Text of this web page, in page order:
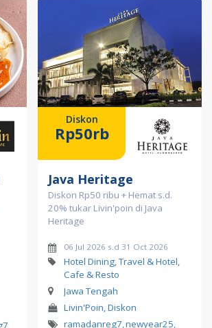
Diskon
Rp50rb
Java Heritage
Diskon Rp50 ribu + Hemat s.d.
20% tukar Livin'poin di Java
Heritage
06 Jul 2026 s.d 31 Oct 2026
Hotel Dining, Travel & Hotel,
Cafe & Resto
Jawa Tengah
Livin'Poin, Diskon
ramadanreg7,newyear25,